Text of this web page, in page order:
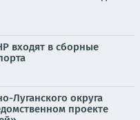
входят в сборные
Луганского округа
проекте